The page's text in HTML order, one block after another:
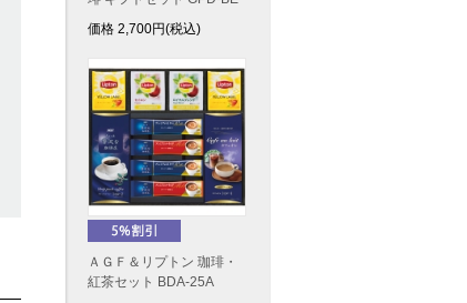
価格 2,700円(税込)
ＡＧＦ＆リプトン 珈琲・
紅茶セット BDA-25A